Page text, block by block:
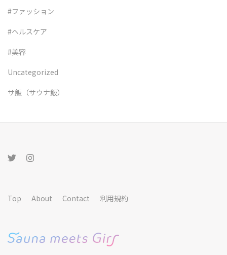
#ファッション
#ヘルスケア
#美容
Uncategorized
サ飯（サウナ飯）
Top About Contact 利用規約